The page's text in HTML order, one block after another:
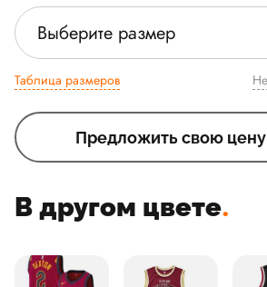
Выберите размер
Таблица размеров
Предложить свою цену
В другом цвете.